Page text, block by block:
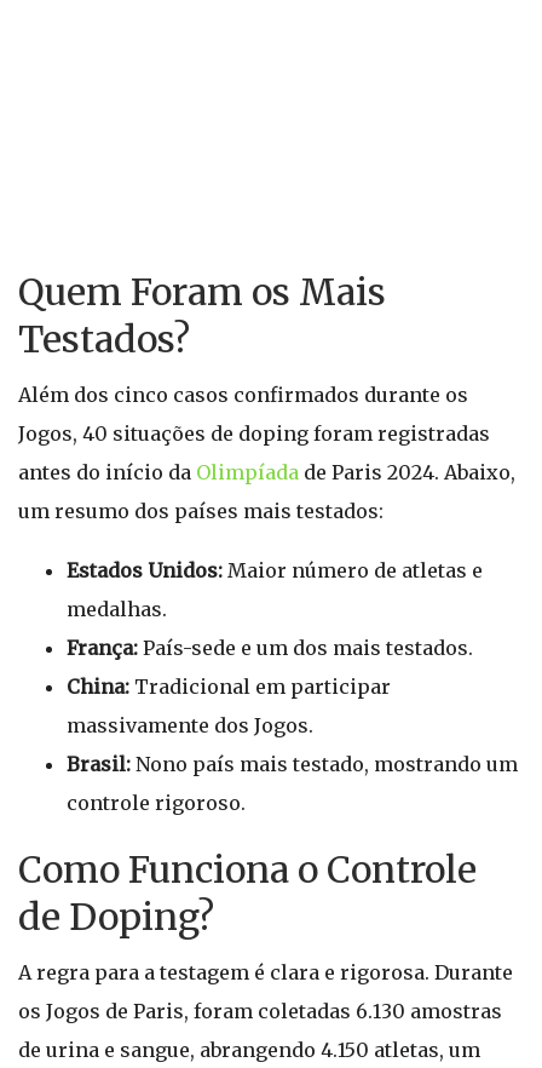
Quem Foram os Mais
Testados?
Além dos cinco casos confirmados durante os
Jogos, 40 situações de doping foram registradas
antes do início da Olimpíada de Paris 2024. Abaixo,
um resumo dos países mais testados:
Estados Unidos: Maior número de atletas e
medalhas.
França: País-sede e um dos mais testados.
China: Tradicional em participar
massivamente dos Jogos.
Brasil: Nono país mais testado, mostrando um
controle rigoroso.
Como Funciona o Controle
de Doping?
A regra para a testagem é clara e rigorosa. Durante
os Jogos de Paris, foram coletadas 6.130 amostras
de urina e sangue, abrangendo 4.150 atletas, um